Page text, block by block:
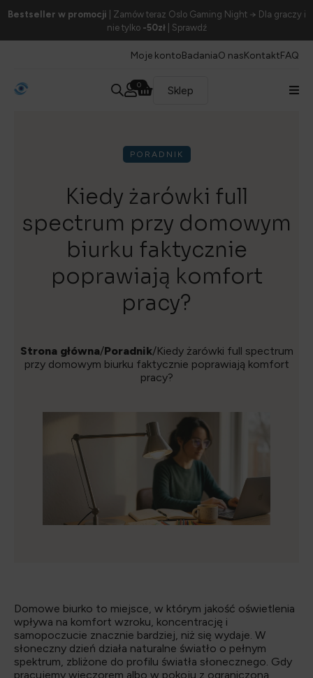
Bestseller w promocji | Zamów teraz Oslo Gaming Night → Dla graczy i
nie tylko -50zł| Sprawdź
Moje kontoBadaniaO nasKontaktFAQ
0 Sklep
PORADNIK
Kiedy żarówki full
spectrum przy domowym
biurku faktycznie
poprawiają komfort
pracy?
Strona główna/Poradnik/Kiedy żarówki full spectrum
przy domowym biurku faktycznie poprawiają komfort
pracy?
Domowe biurko to miejsce, w którym jakość oświetlenia
wpływa na komfort wzroku, koncentrację i
samopoczucie znacznie bardziej, niż się wydaje. W
słoneczny dzień działa naturalne światło o pełnym
spektrum, zbliżone do profilu światła słonecznego. Gdy
pracujemy wieczorem albo w pokoju z ograniczoną